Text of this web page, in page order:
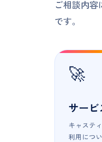
ご相談内
です。
🚀
サー
キャステ
利用につい